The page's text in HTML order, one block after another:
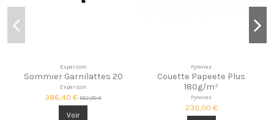
Expersom
Sommier Garnilattes 20
Expersom
386,40 € 552,00 €
Voir
Pyrenex
Couette Papeete Plus
180g/m²
Pyrenex
230,00 €